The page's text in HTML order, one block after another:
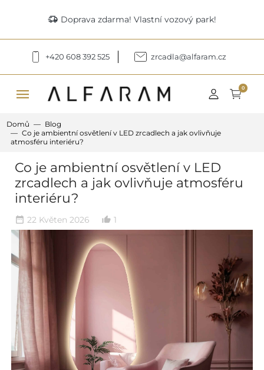
delivery_truck_speed Doprava zdarma! Vlastní vozový park!
+420 608 392 525 zrcadla@alfaram.cz
menu 0
Domů
Blog
Co je ambientní osvětlení v LED zrcadlech a jak ovlivňuje
atmosféru interiéru?
Co je ambientní osvětlení v LED
zrcadlech a jak ovlivňuje atmosféru
interiéru?
date_range 22 Květen 2026 thumb_up_alt 1